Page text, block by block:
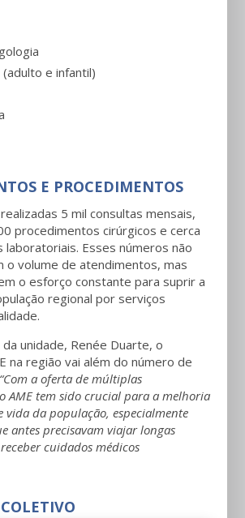
e infantil)
E PROCEDIMENTOS
5 mil consultas mensais,
procedimentos cirúrgicos e cerca
laboratoriais. Esses números não
o volume de atendimentos, mas
o esforço constante para suprir a
regional por serviços
unidade, Renée Duarte, o
na região vai além do número de
“Com a oferta de múltiplas
AME tem sido crucial para a melhoria
vida da população, especialmente
antes precisavam viajar longas
cuidados médicos